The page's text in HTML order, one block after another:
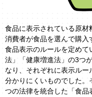
食品に表示されている原材
消費者が食品を選んで購入
食品表示のルールを定めて
法」「健康増進法」の3つ
なり、それぞれに表示ル
分かりにくいものでした
つの法律を統合した「食品